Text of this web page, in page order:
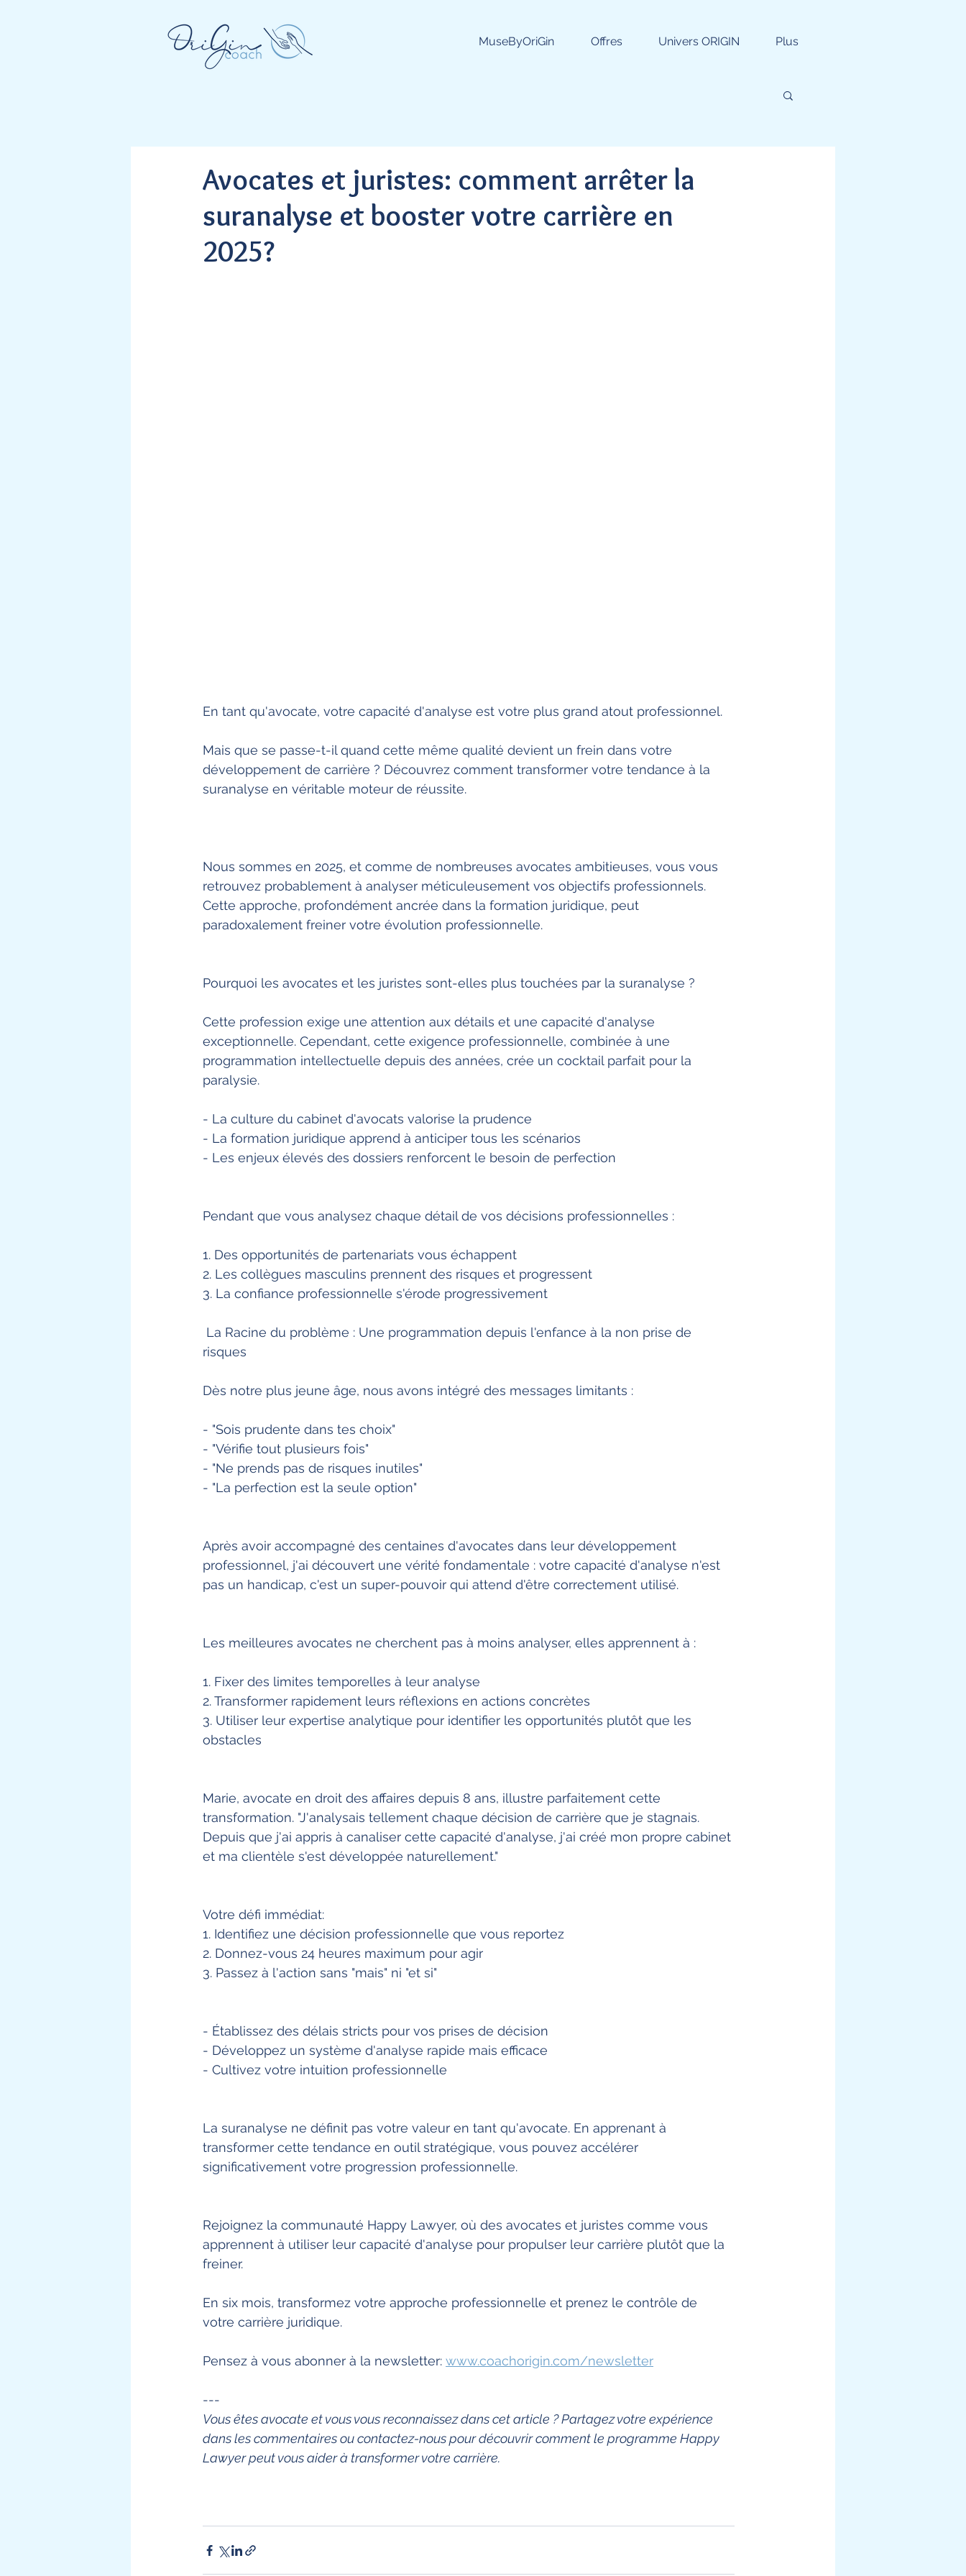
MuseByOriGin Offres Univers ORIGIN Plus
Avocates et juristes: comment arrêter la
suranalyse et booster votre carrière en
2025?
En tant qu'avocate, votre capacité d'analyse est votre plus grand atout professionnel.
Mais que se passe-t-il quand cette même qualité devient un frein dans votre
développement de carrière ? Découvrez comment transformer votre tendance à la
suranalyse en véritable moteur de réussite.
Nous sommes en 2025, et comme de nombreuses avocates ambitieuses, vous vous
retrouvez probablement à analyser méticuleusement vos objectifs professionnels.
Cette approche, profondément ancrée dans la formation juridique, peut
paradoxalement freiner votre évolution professionnelle.
Pourquoi les avocates et les juristes sont-elles plus touchées par la suranalyse ?
Cette profession exige une attention aux détails et une capacité d'analyse
exceptionnelle. Cependant, cette exigence professionnelle, combinée à une
programmation intellectuelle depuis des années, crée un cocktail parfait pour la
paralysie.
- La culture du cabinet d'avocats valorise la prudence
- La formation juridique apprend à anticiper tous les scénarios
- Les enjeux élevés des dossiers renforcent le besoin de perfection
Pendant que vous analysez chaque détail de vos décisions professionnelles :
1. Des opportunités de partenariats vous échappent
2. Les collègues masculins prennent des risques et progressent
3. La confiance professionnelle s'érode progressivement
risques
Dès notre plus jeune âge, nous avons intégré des messages limitants :
- "Sois prudente dans tes choix"
- "Vérifie tout plusieurs fois"
- "Ne prends pas de risques inutiles"
- "La perfection est la seule option"
Après avoir accompagné des centaines d'avocates dans leur développement
professionnel, j'ai découvert une vérité fondamentale : votre capacité d'analyse n'est
pas un handicap, c'est un super-pouvoir qui attend d'être correctement utilisé.
Les meilleures avocates ne cherchent pas à moins analyser, elles apprennent à :
1. Fixer des limites temporelles à leur analyse
2. Transformer rapidement leurs réflexions en actions concrètes
3. Utiliser leur expertise analytique pour identifier les opportunités plutôt que les
obstacles
Marie, avocate en droit des affaires depuis 8 ans, illustre parfaitement cette
transformation. "J'analysais tellement chaque décision de carrière que je stagnais.
Depuis que j'ai appris à canaliser cette capacité d'analyse, j'ai créé mon propre cabinet
et ma clientèle s'est développée naturellement."
Votre défi immédiat:
1. Identifiez une décision professionnelle que vous reportez
2. Donnez-vous 24 heures maximum pour agir
3. Passez à l'action sans "mais" ni "et si"
- Établissez des délais stricts pour vos prises de décision
- Développez un système d'analyse rapide mais efficace
- Cultivez votre intuition professionnelle
La suranalyse ne définit pas votre valeur en tant qu'avocate. En apprenant à
transformer cette tendance en outil stratégique, vous pouvez accélérer
significativement votre progression professionnelle.
Rejoignez la communauté Happy Lawyer, où des avocates et juristes comme vous
apprennent à utiliser leur capacité d'analyse pour propulser leur carrière plutôt que la
freiner.
En six mois, transformez votre approche professionnelle et prenez le contrôle de
votre carrière juridique.
Pensez à vous abonner à la newsletter: www.coachorigin.com/newsletter
---
Vous êtes avocate et vous vous reconnaissez dans cet article ? Partagez votre expérience
dans les commentaires ou contactez-nous pour découvrir comment le programme Happy
Lawyer peut vous aider à transformer votre carrière.